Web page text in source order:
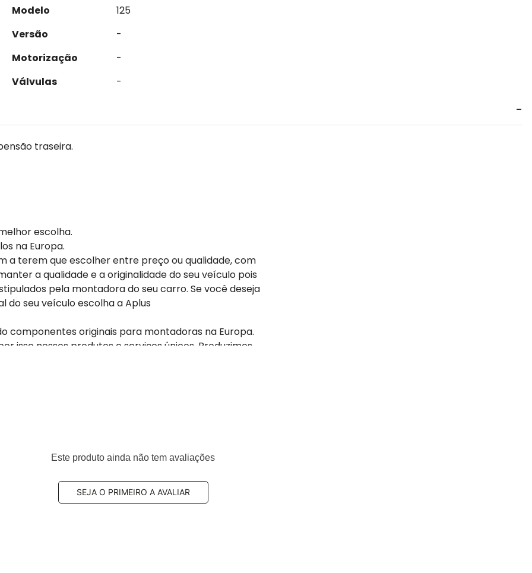
Modelo
125
Versão
-
Motorização
-
Válvulas
-
traseira.
escolha.
na Europa.
a terem que escolher entre preço ou qualidade, com
a qualidade e a originalidade do seu veículo pois
pela montadora do seu carro. Se você deseja
do seu veículo escolha a Aplus
componentes originais para montadoras na Europa.
isso nossos produtos e serviços únicos. Produzimos
ISO 9001: 2015, ISO 2701: 2013 TS EN ISO 14001: 2015
tração, pilotagem precisa e segurança.
e com certificado INMETRO.
Este produto ainda não tem avaliações
SEJA O PRIMEIRO A AVALIAR